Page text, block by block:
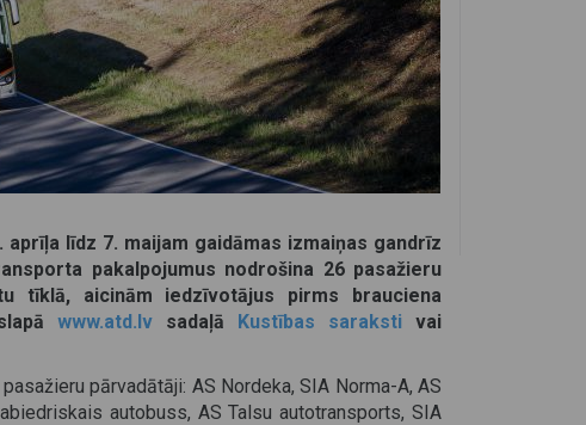
līdz 7. maijam gaidāmas izmaiņas gandrīz
pakalpojumus nodrošina 26 pasažieru
tīklā, aicinām iedzīvotājus pirms brauciena
www.atd.lv sadaļā Kustības saraksti vai
pārvadātāji: AS Nordeka, SIA Norma-A, AS
autobuss, AS Talsu autotransports, SIA